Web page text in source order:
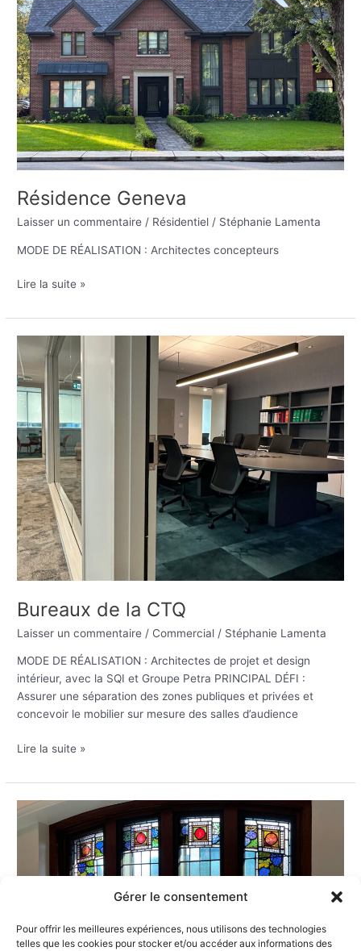
Gérer le consentement
Pour offrir les meilleures expériences, nous utilisons des technologies
telles que les cookies pour stocker et/ou accéder aux informations des
Résidence Geneva
Laisser un commentaire / Résidentiel / Stéphanie Lamenta
MODE DE RÉALISATION : Architectes concepteurs
Lire la suite »
Bureaux de la CTQ
Laisser un commentaire / Commercial / Stéphanie Lamenta
MODE DE RÉALISATION : Architectes de projet et design
intérieur, avec la SQI et Groupe Petra PRINCIPAL DÉFI :
Assurer une séparation des zones publiques et privées et
concevoir le mobilier sur mesure des salles d’audience
Bureaux
de
la
CTQ
Lire la suite »
Fenêtres
Bibliothèque
Collège
Abbott